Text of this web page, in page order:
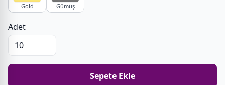
Gold Gümüş
Adet
Sepete Ekle